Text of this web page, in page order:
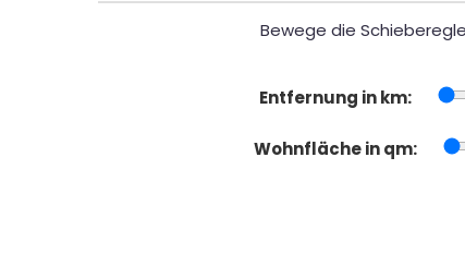
Bewege die
Entfernung in km:
Wohnfläche in qm: